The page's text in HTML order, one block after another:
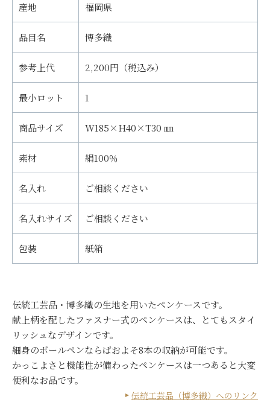
産地 福岡県
品目名 博多織
参考上代 2,200円（税込み）
最小ロット 1
商品サイズ W185×H40×T30 ㎜
素材 絹100％
名入れ ご相談ください
名入れサイズ ご相談ください
包装 紙箱
伝統工芸品・博多織の生地を用いたペンケースです。
献上柄を配したファスナー式のペンケースは、とてもスタイ
リッシュなデザインです。
細身のボールペンならばおよそ8本の収納が可能です。
かっこよさと機能性が備わったペンケースは一つあると大変
便利なお品です。
伝統工芸品（博多織）へのリンク